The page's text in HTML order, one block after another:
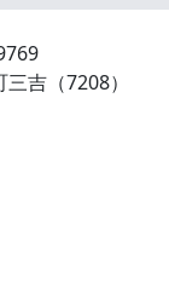
吉（7208）